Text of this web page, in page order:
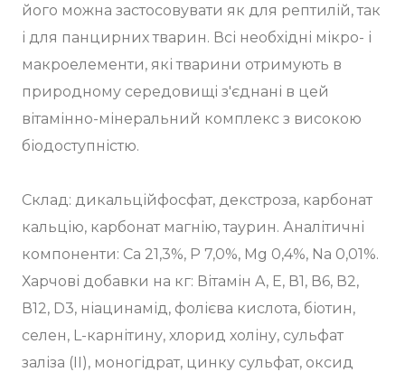
його можна застосовувати як для рептилій, так
і для панцирних тварин. Всі необхідні мікро- і
макроелементи, які тварини отримують в
природному середовищі з'єднані в цей
вітамінно-мінеральний комплекс з високою
біодоступністю.
Склад: дикальційфосфат, декстроза, карбонат
кальцію, карбонат магнію, таурин. Аналітичні
компоненти: Ca 21,3%, P 7,0%, Mg 0,4%, Na 0,01%.
Харчові добавки на кг: Вітамін A, Е, В1, В6, В2,
В12, D3, ніацинамід, фолієва кислота, біотин,
селен, L-карнітину, хлорид холіну, сульфат
заліза (II), моногідрат, цинку сульфат, оксид